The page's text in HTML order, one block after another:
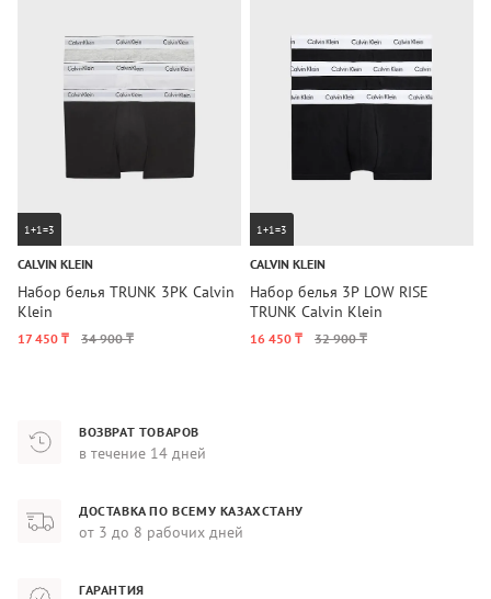
1+1=3
CALVIN KLEIN
Набор белья TRUNK 3PK Calvin
Klein
17 450 ₸ 34 900 ₸
1+1=3
CALVIN KLEIN
Набор белья 3P LOW RISE
TRUNK Calvin Klein
16 450 ₸ 32 900 ₸
ВОЗВРАТ ТОВАРОВ
в течение 14 дней
ДОСТАВКА ПО ВСЕМУ КАЗАХСТАНУ
от 3 до 8 рабочих дней
ГАРАНТИЯ